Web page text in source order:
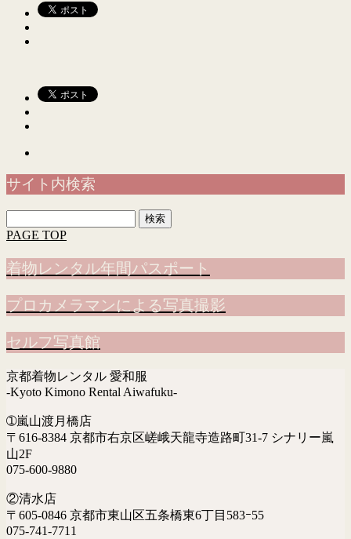
サイト内検索
索:
PAGE TOP
着物レンタル年間パスポート
プロカメラマンによる写真撮影
セルフ写真館
京都着物レンタル 愛和服
-Kyoto Kimono Rental Aiwafuku-
➀嵐山渡月橋店
〒616-8384 京都市右京区嵯峨天龍寺造路町31-7 シナリー嵐
山2F
075-600-9880
②清水店
〒605-0846 京都市東山区五条橋東6丁目583ｰ55
075-741-7711